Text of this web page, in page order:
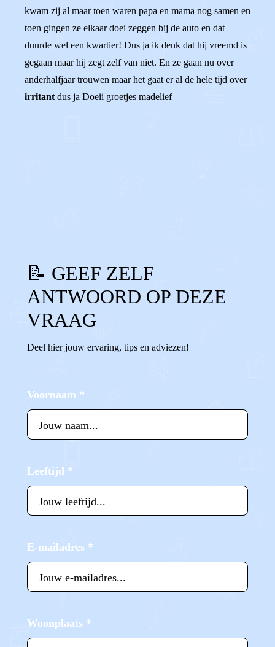
kwam zij al maar toen waren papa en mama nog samen en
toen gingen ze elkaar doei zeggen bij de auto en dat
duurde wel een kwartier! Dus ja ik denk dat hij vreemd is
gegaan maar hij zegt zelf van niet. En ze gaan nu over
anderhalfjaar trouwen maar het gaat er al de hele tijd over
irritant dus ja Doeii groetjes madelief
📝 GEEF ZELF
ANTWOORD OP DEZE
VRAAG
Deel hier jouw ervaring, tips en adviezen!
Voornaam *
Leeftijd *
E-mailadres *
Woonplaats *